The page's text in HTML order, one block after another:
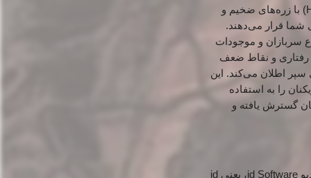
کوچک و مزاحم اما پرتعداد (Fodder) گرفته تا غول‌های سنگین و فوق سنگین (Heavy, Super Heavy) با زره‌های ضخیم و
شما قرار می‌دهند.
سربازان و موجودات
رفتاری و نقاط ضعف
سپر اطلان می‌کند. این
را به استفاده
گسترش یافته و
بازی DOOM: The Dark Ages با استفاده از نسل جدید و پیشرفته موتور گرافیکی اختصاصی استودیو id Software، یعنی id